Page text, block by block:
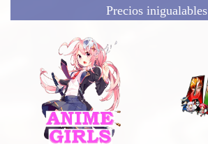
Precios inigualables